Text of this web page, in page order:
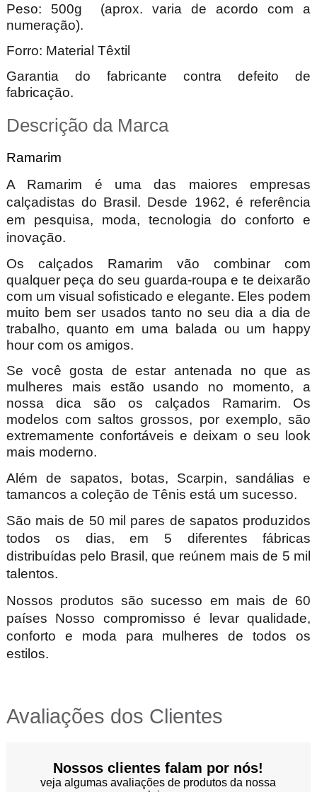
Peso: 500g (aprox. varia de acordo com a
numeração).
Forro: Material Têxtil
Garantia do fabricante contra defeito de
fabricação.
Descrição da Marca
Ramarim
A Ramarim é uma das maiores empresas
calçadistas do Brasil. Desde 1962, é referência
em pesquisa, moda, tecnologia do conforto e
inovação.
Os calçados Ramarim vão combinar com
qualquer peça do seu guarda-roupa e te deixarão
com um visual sofisticado e elegante. Eles podem
muito bem ser usados tanto no seu dia a dia de
trabalho, quanto em uma balada ou um happy
hour com os amigos.
Se você gosta de estar antenada no que as
mulheres mais estão usando no momento, a
nossa dica são os calçados Ramarim. Os
modelos com saltos grossos, por exemplo, são
extremamente confortáveis e deixam o seu look
mais moderno.
Além de sapatos, botas, Scarpin, sandálias e
tamancos a coleção de Tênis está um sucesso.
São mais de 50 mil pares de sapatos produzidos
todos os dias, em 5 diferentes fábricas
distribuídas pelo Brasil, que reúnem mais de 5 mil
talentos.
Nossos produtos são sucesso em mais de 60
países Nosso compromisso é levar qualidade,
conforto e moda para mulheres de todos os
estilos.
Avaliações dos Clientes
Nossos clientes falam por nós!
veja algumas avaliações de produtos da nossa